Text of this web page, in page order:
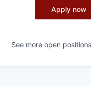
Apply now
See more open